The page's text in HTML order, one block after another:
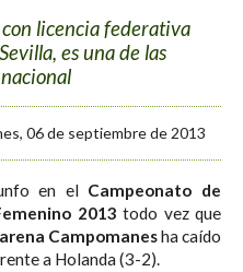
licencia federativa
es una de las
06 de septiembre de 2013
en el Campeonato de
2013 todo vez que
Campomanesha caído
a Holanda (3-2).